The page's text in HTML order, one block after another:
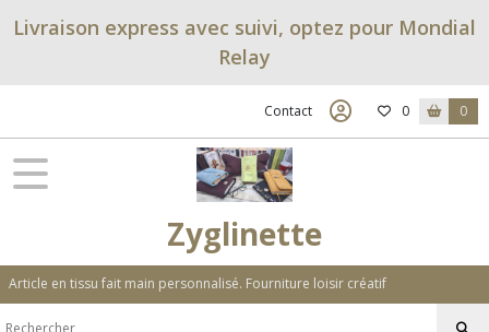
Livraison express avec suivi, optez pour Mondial
Relay
Contact 0 0
Zyglinette
Article en tissu fait main personnalisé. Fourniture loisir créatif